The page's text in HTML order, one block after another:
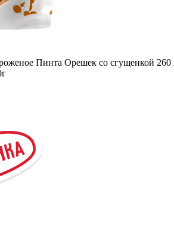
Пинта Орешек со сгущенкой 260